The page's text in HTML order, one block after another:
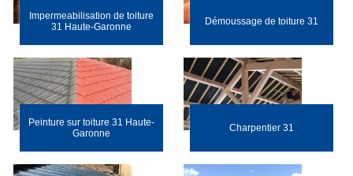
Impermeabilisation de toiture
31 Haute-Garonne
Démoussage de toiture 31
Peinture sur toiture 31 Haute-
Garonne
Charpentier 31